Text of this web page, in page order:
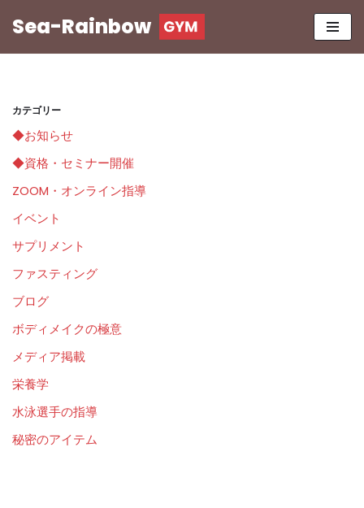
へ
ス
ッ
プ
Sea-Rainbow
カテゴリー
◆お知らせ
◆資格・セミナー開催
ZOOM・オンライン指導
イベント
サプリメント
ファスティング
ブログ
ボディメイクの極意
メディア掲載
栄養学
水泳選手の指導
秘密のアイテム